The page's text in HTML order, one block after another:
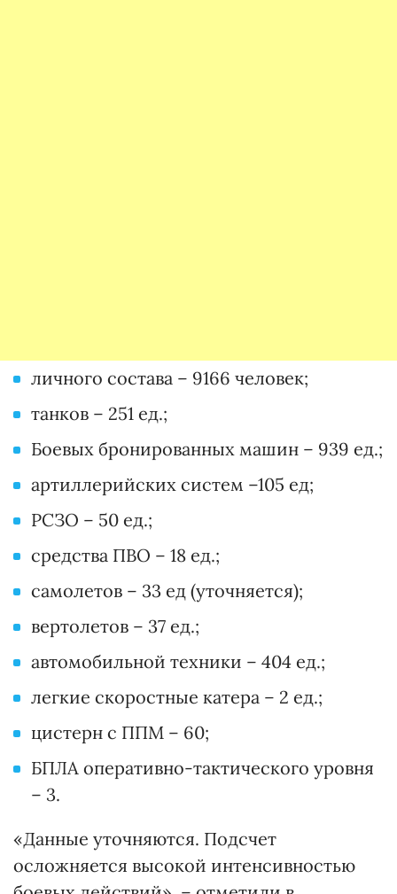
личного состава – 9166 человек;
танков – 251 ед.;
Боевых бронированных машин – 939 ед.;
артиллерийских систем –105 ед;
РСЗО – 50 ед.;
средства ПВО – 18 ед.;
самолетов – 33 ед (уточняется);
вертолетов – 37 ед.;
автомобильной техники – 404 ед.;
легкие скоростные катера – 2 ед.;
цистерн с ППМ – 60;
БПЛА оперативно-тактического уровня
– 3.
«Данные уточняются. Подсчет
осложняется высокой интенсивностью